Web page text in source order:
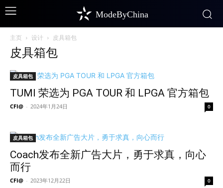
ModeByChina
主页 设计 皮具箱包
皮具箱包
皮具箱包
TUMI 荣选为 PGA TOUR 和 LPGA 官方箱包
CFI@ - 2024年1月24日 0
皮具箱包
Coach发布全新广告大片，勇于求真，向心
而行
CFI@ - 2023年12月22日 0